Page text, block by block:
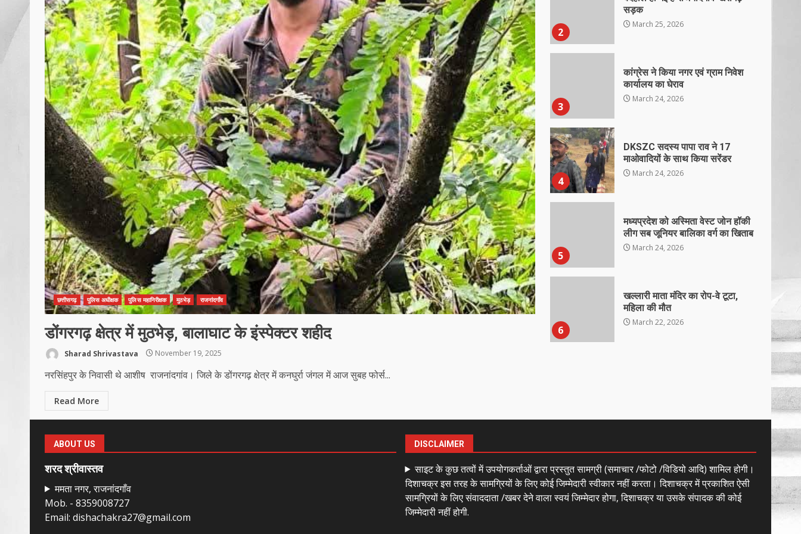
छत्तीसगढ़ पुलिस अधीक्षक पुलिस महानिरीक्षक मुठभेड़ राजनांदगाँव
डोंगरगढ़ क्षेत्र में मुठभेड़, बालाघाट के इंस्पेक्टर शहीद
Sharad Shrivastava November 19, 2025
नरसिंहपुर के निवासी थे आशीष राजनांदगांव। जिले के डोंगरगढ़ क्षेत्र में कनघुर्रा जंगल में आज सुबह फोर्स...
Read More
2
सड़क
March 25, 2026
3
कांग्रेस ने किया नगर एवं ग्राम निवेश
कार्यालय का घेराव
March 24, 2026
4
DKSZC सदस्य पापा राव ने 17
माओवादियों के साथ किया सरेंडर
March 24, 2026
5
मध्यप्रदेश को अस्मिता वेस्ट जोन हॉकी
लीग सब जूनियर बालिका वर्ग का खिताब
March 24, 2026
6
खल्लारी माता मंदिर का रोप-वे टूटा,
महिला की मौत
March 22, 2026
1
March 25, 2026
ABOUT US
शरद श्रीवास्तव
ममता नगर, राजनांदगाँव
Mob. - 8359008727
Email: dishachakra27@gmail.com
DISCLAIMER
साइट के कुछ तत्वों में उपयोगकर्ताओं द्वारा प्रस्तुत सामग्री (समाचार /फोटो /विडियो आदि) शामिल होगी।
दिशाचक्र इस तरह के सामग्रियों के लिए कोई जिम्मेदारी स्वीकार नहीं करता। दिशाचक्र में प्रकाशित ऐसी
सामग्रियों के लिए संवाददाता /खबर देने वाला स्वयं जिम्मेदार होगा, दिशाचक्र या उसके संपादक की कोई
जिम्मेदारी नहीं होगी.